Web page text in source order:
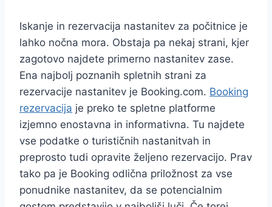
Iskanje in rezervacija nastanitev za počitnice je
lahko nočna mora. Obstaja pa nekaj strani, kjer
zagotovo najdete primerno nastanitev zase.
Ena najbolj poznanih spletnih strani za
rezervacije nastanitev je Booking.com. Booking
rezervacija je preko te spletne platforme
izjemno enostavna in informativna. Tu najdete
vse podatke o turističnih nastanitvah in
preprosto tudi opravite željeno rezervacijo. Prav
tako pa je Booking odlična priložnost za vse
ponudnike nastanitev, da se potencialnim